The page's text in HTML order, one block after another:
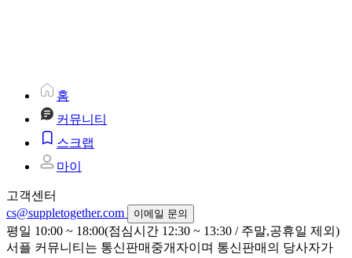
홈
커뮤니티
스크랩
마이
고객센터
cs@suppletogether.com
이메일 문의
평일 10:00 ~ 18:00(점심시간 12:30 ~ 13:30 / 주말,공휴일 제외)
서플 커뮤니티는 통신판매중개자이며 통신판매의 당사자가